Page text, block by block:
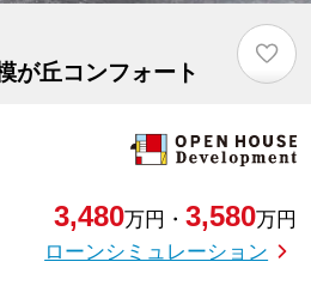
が丘コンフォート
♡
3,480万円 ・ 3,580万円
ローンシミュレーション